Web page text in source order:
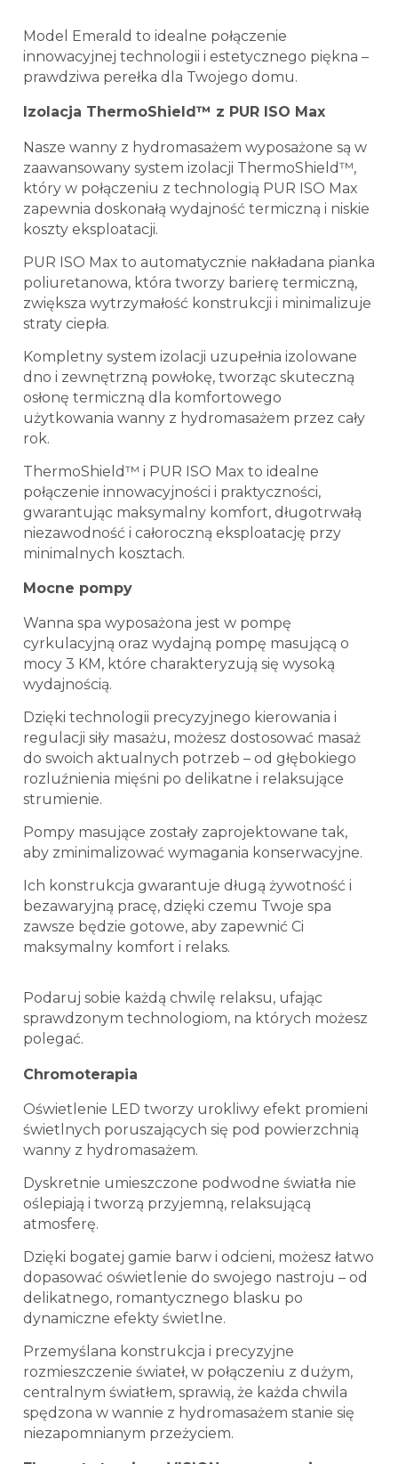
Model Emerald to idealne połączenie
innowacyjnej technologii i estetycznego piękna –
prawdziwa perełka dla Twojego domu.
Izolacja ThermoShield™ z PUR ISO Max
Nasze wanny z hydromasażem wyposażone są w
zaawansowany system izolacji ThermoShield™,
który w połączeniu z technologią PUR ISO Max
zapewnia doskonałą wydajność termiczną i niskie
koszty eksploatacji.
PUR ISO Max to automatycznie nakładana pianka
poliuretanowa, która tworzy barierę termiczną,
zwiększa wytrzymałość konstrukcji i minimalizuje
straty ciepła.
Kompletny system izolacji uzupełnia izolowane
dno i zewnętrzną powłokę, tworząc skuteczną
osłonę termiczną dla komfortowego
użytkowania wanny z hydromasażem przez cały
rok.
ThermoShield™ i PUR ISO Max to idealne
połączenie innowacyjności i praktyczności,
gwarantując maksymalny komfort, długotrwałą
niezawodność i całoroczną eksploatację przy
minimalnych kosztach.
Mocne pompy
Wanna spa wyposażona jest w pompę
cyrkulacyjną oraz wydajną pompę masującą o
mocy 3 KM, które charakteryzują się wysoką
wydajnością.
Dzięki technologii precyzyjnego kierowania i
regulacji siły masażu, możesz dostosować masaż
do swoich aktualnych potrzeb – od głębokiego
rozluźnienia mięśni po delikatne i relaksujące
strumienie.
Pompy masujące zostały zaprojektowane tak,
aby zminimalizować wymagania konserwacyjne.
Ich konstrukcja gwarantuje długą żywotność i
bezawaryjną pracę, dzięki czemu Twoje spa
zawsze będzie gotowe, aby zapewnić Ci
maksymalny komfort i relaks.
Podaruj sobie każdą chwilę relaksu, ufając
sprawdzonym technologiom, na których możesz
polegać.
Chromoterapia
Oświetlenie LED tworzy urokliwy efekt promieni
świetlnych poruszających się pod powierzchnią
wanny z hydromasażem.
Dyskretnie umieszczone podwodne światła nie
oślepiają i tworzą przyjemną, relaksującą
atmosferę.
Dzięki bogatej gamie barw i odcieni, możesz łatwo
dopasować oświetlenie do swojego nastroju – od
delikatnego, romantycznego blasku po
dynamiczne efekty świetlne.
Przemyślana konstrukcja i precyzyjne
rozmieszczenie świateł, w połączeniu z dużym,
centralnym światłem, sprawią, że każda chwila
spędzona w wannie z hydromasażem stanie się
niezapomnianym przeżyciem.